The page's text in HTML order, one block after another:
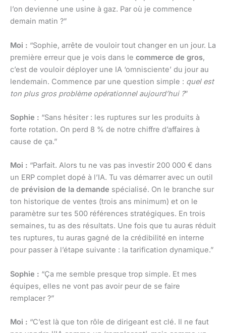
l’on devienne une usine à gaz. Par où je commence
demain matin ?”
Moi : “Sophie, arrête de vouloir tout changer en un jour. La
première erreur que je vois dans le commerce de gros,
c’est de vouloir déployer une IA ‘omnisciente’ du jour au
lendemain. Commence par une question simple : quel est
ton plus gros problème opérationnel aujourd’hui ?”
Sophie : “Sans hésiter : les ruptures sur les produits à
forte rotation. On perd 8 % de notre chiffre d’affaires à
cause de ça.”
Moi : “Parfait. Alors tu ne vas pas investir 200 000 € dans
un ERP complet dopé à l’IA. Tu vas démarrer avec un outil
de prévision de la demande spécialisé. On le branche sur
ton historique de ventes (trois ans minimum) et on le
paramètre sur tes 500 références stratégiques. En trois
semaines, tu as des résultats. Une fois que tu auras réduit
tes ruptures, tu auras gagné de la crédibilité en interne
pour passer à l’étape suivante : la tarification dynamique.”
Sophie : “Ça me semble presque trop simple. Et mes
équipes, elles ne vont pas avoir peur de se faire
remplacer ?”
Moi : “C’est là que ton rôle de dirigeant est clé. Il ne faut